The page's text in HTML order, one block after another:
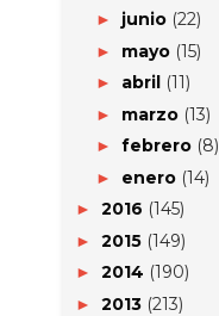
► junio (22)
► mayo (15)
► abril (11)
► marzo (13)
► febrero (8)
► enero (14)
► 2016 (145)
► 2015 (149)
► 2014 (190)
► 2013 (213)